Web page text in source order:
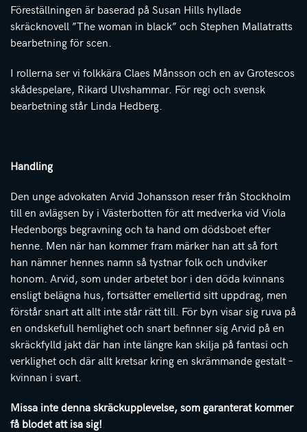
Föreställningen är baserad på Susan Hills hyllade
skräcknovell ”The woman in black” och Stephen Mallatratts
bearbetning för scen.
I rollerna ser vi folkkära Claes Månsson och en av Grotescos
skådespelare, Rikard Ulvshammar. För regi och svensk
bearbetning står Linda Hedberg.
Handling
Den unge advokaten Arvid Johansson reser från Stockholm
till en avlägsen by i Västerbotten för att medverka vid Viola
Hedenborgs begravning och ta hand om dödsboet efter
henne. Men när han kommer fram märker han att så fort
han nämner hennes namn så tystnar folk och undviker
honom. Arvid, som under arbetet bor i den döda kvinnans
ensligt belägna hus, fortsätter emellertid sitt uppdrag, men
förstår snart att allt inte står rätt till. För byn visar sig ruva på
en ondskefull hemlighet och snart befinner sig Arvid på en
skräckfylld jakt där han inte längre kan skilja på fantasi och
verklighet och där allt kretsar kring en skrämmande gestalt –
kvinnan i svart.
Missa inte denna skräckupplevelse, som garanterat kommer
få blodet att isa sig!